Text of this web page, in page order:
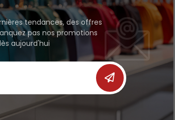
tendances, des offres
pas nos promotions
aujourd'hui